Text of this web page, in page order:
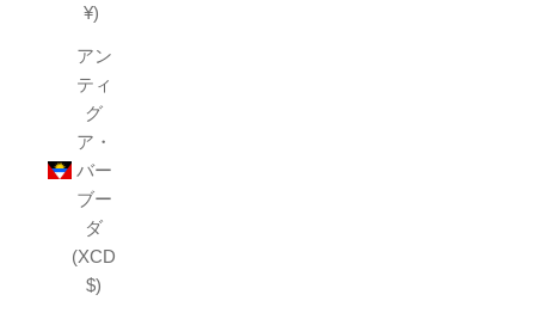
¥)
アン
ティ
グ
ア・
バー
ブー
ダ
(XCD
$)